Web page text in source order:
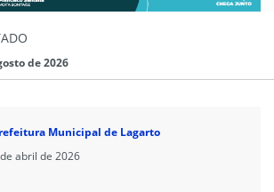
de 2026
Municipal de Lagarto
abril de 2026